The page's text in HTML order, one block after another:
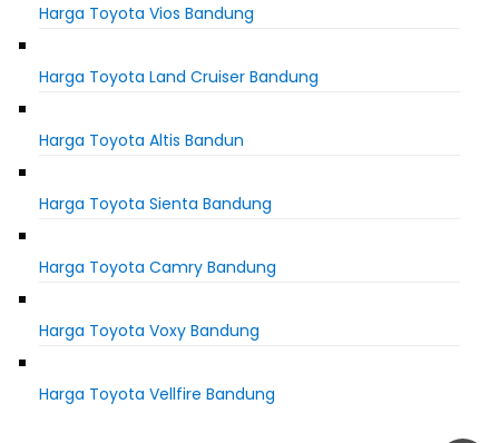
Harga Toyota Vios Bandung
Harga Toyota Land Cruiser Bandung
Harga Toyota Altis Bandun
Harga Toyota Sienta Bandung
Harga Toyota Camry Bandung
Harga Toyota Voxy Bandung
Harga Toyota Vellfire Bandung